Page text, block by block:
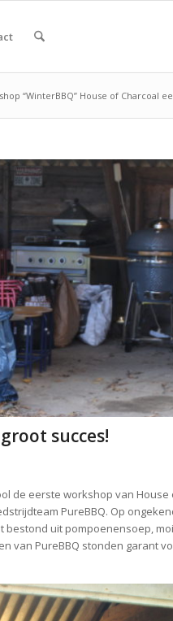
“WinterBBQ” House of Charcoal
succes!
de eerste workshop van
PureBBQ. Op
uit pompoenensoep,
van PureBBQ stonden garant